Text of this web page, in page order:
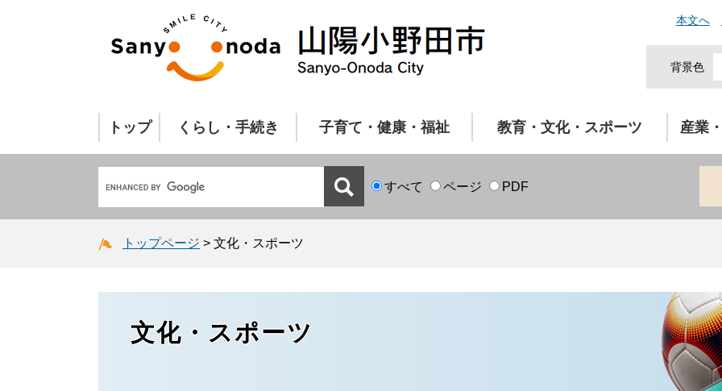
本文へ
背景色
トップ くらし・手続き 子育て・健康・福祉 教育・文化・スポーツ 産業
すべて ページ PDF
トップページ > 文化・スポーツ
文化・スポーツ